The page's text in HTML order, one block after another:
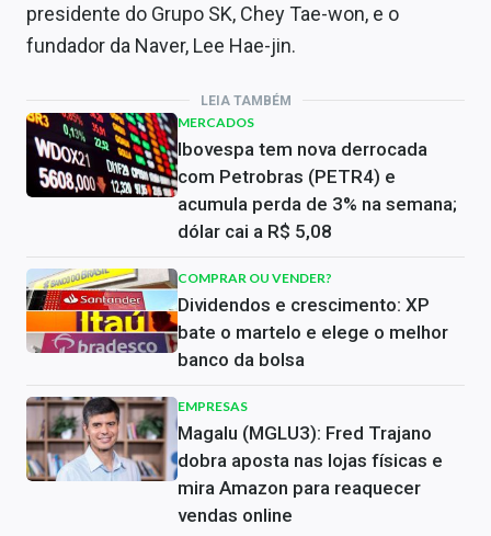
presidente do Grupo SK, Chey Tae-won, e o
fundador da Naver, Lee Hae-jin.
LEIA TAMBÉM
MERCADOS
Ibovespa tem nova derrocada
com Petrobras (PETR4) e
acumula perda de 3% na semana;
dólar cai a R$ 5,08
COMPRAR OU VENDER?
Dividendos e crescimento: XP
bate o martelo e elege o melhor
banco da bolsa
EMPRESAS
Magalu (MGLU3): Fred Trajano
dobra aposta nas lojas físicas e
mira Amazon para reaquecer
vendas online